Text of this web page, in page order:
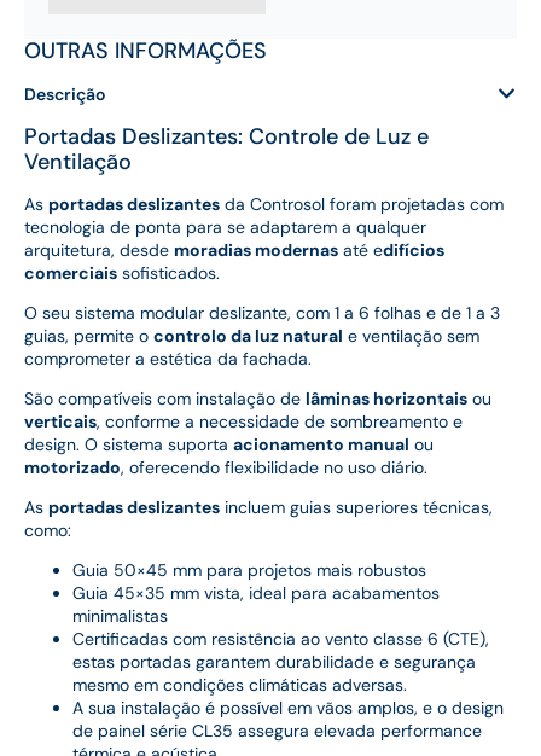
OUTRAS INFORMAÇÕES
Descrição
Portadas Deslizantes: Controle de Luz e
Ventilação
As portadas deslizantes da Controsol foram projetadas com
tecnologia de ponta para se adaptarem a qualquer
arquitetura, desde moradias modernas até edifícios
comerciais sofisticados.
O seu sistema modular deslizante, com 1 a 6 folhas e de 1 a 3
guias, permite o controlo da luz natural e ventilação sem
comprometer a estética da fachada.
São compatíveis com instalação de lâminas horizontais ou
verticais, conforme a necessidade de sombreamento e
design. O sistema suporta acionamento manual ou
motorizado, oferecendo flexibilidade no uso diário.
As portadas deslizantes incluem guias superiores técnicas,
como:
Guia 50×45 mm para projetos mais robustos
Guia 45×35 mm vista, ideal para acabamentos
minimalistas
Certificadas com resistência ao vento classe 6 (CTE),
estas portadas garantem durabilidade e segurança
mesmo em condições climáticas adversas.
A sua instalação é possível em vãos amplos, e o design
de painel série CL35 assegura elevada performance